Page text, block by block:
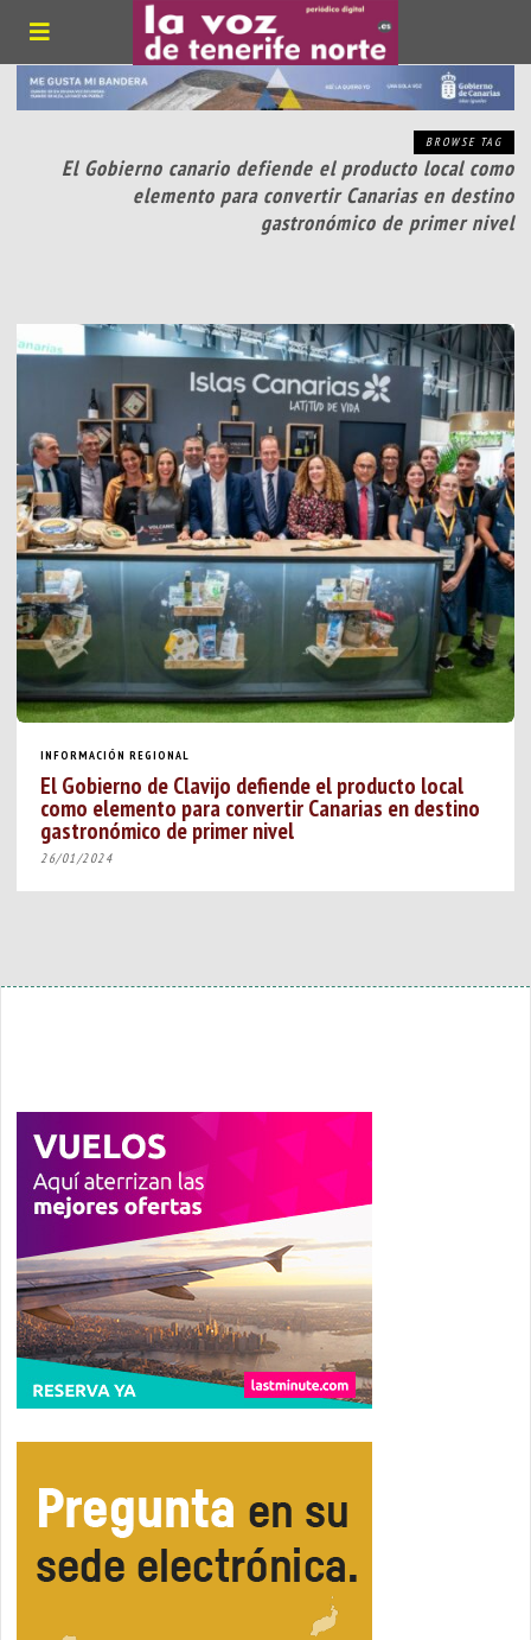
BROWSE TAG
El Gobierno canario defiende el producto local como
elemento para convertir Canarias en destino
gastronómico de primer nivel
INFORMACIÓN REGIONAL
El Gobierno de Clavijo defiende el producto local
como elemento para convertir Canarias en destino
gastronómico de primer nivel
26/01/2024